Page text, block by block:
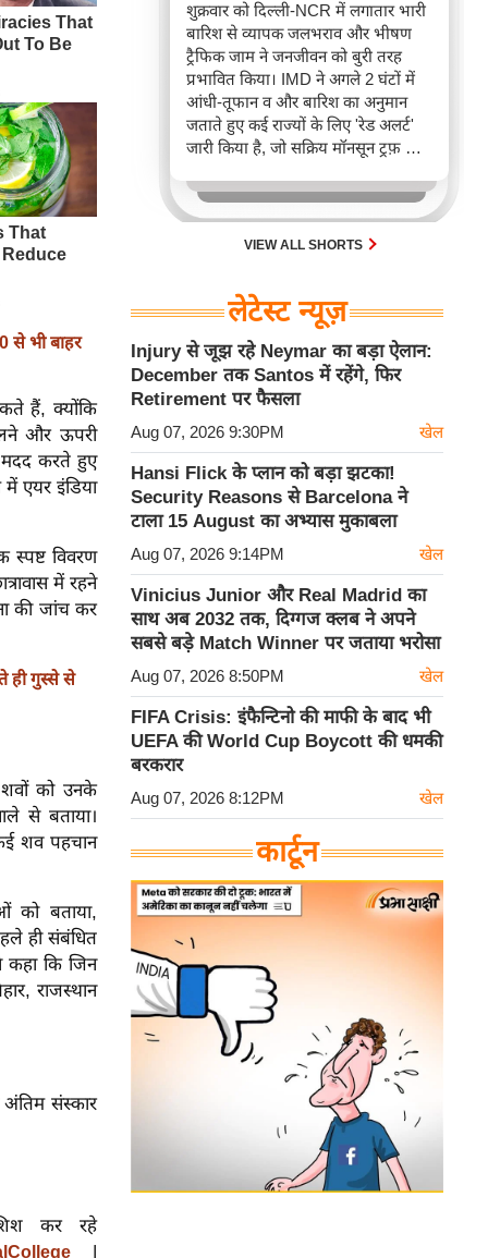
से भी बाहर
हैं, क्योंकि
और ऊपरी
मदद करते हुए
एयर इंडिया
विवरण
में रहने
की जांच कर
ही गुस्से से
को उनके
से बताया।
शव पहचान
को बताया,
ही संबंधित
कहा कि जिन
राजस्थान
अंतिम संस्कार
कर रहे
|
शुक्रवार को दिल्ली-NCR में लगातार भारी
बारिश से व्यापक जलभराव और भीषण
ट्रैफिक जाम ने जनजीवन को बुरी तरह
प्रभावित किया। IMD ने अगले 2 घंटों में
आंधी-तूफान व और बारिश का अनुमान
जताते हुए कई राज्यों के लिए 'रेड अलर्ट'
जारी किया है, जो सक्रिय मॉनसून ट्रफ़ और
जिससे यातायात बाधित होने के साथ-साथ
सफदरजंग अस्पताल में भी जलभराव की
स्थिति बनी।VIEW ALL SHORTS
लेटेस्ट न्यूज़
Injury से जूझ रहे Neymar का बड़ा ऐलान:
December तक Santos में रहेंगे, फिर
Retirement पर फैसला
Aug 07, 2026 9:30PM खेल
Hansi Flick के प्लान को बड़ा झटका!
Security Reasons से Barcelona ने
टाला 15 August का अभ्यास मुकाबला
Aug 07, 2026 9:14PM खेल
Vinicius Junior और Real Madrid का
साथ अब 2032 तक, दिग्गज क्लब ने अपने
सबसे बड़े Match Winner पर जताया भरोसा
Aug 07, 2026 8:50PM खेल
FIFA Crisis: इंफैन्टिनो की माफी के बाद भी
UEFA की World Cup Boycott की धमकी
बरकरार
Aug 07, 2026 8:12PM खेल
कार्टून